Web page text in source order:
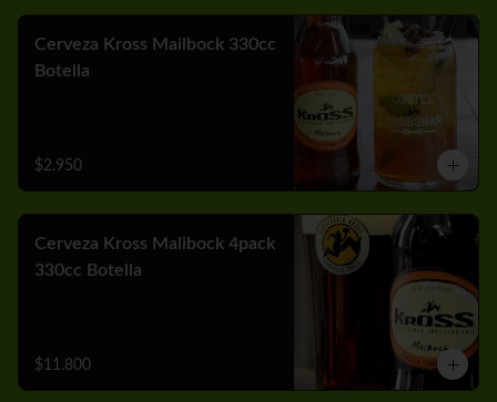
Cerveza Kross Mailbock 330cc
Botella
$2.950
Cerveza Kross Malibock 4pack
330cc Botella
$11.800